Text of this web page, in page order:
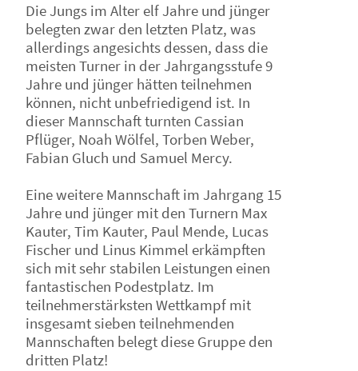
Die Jungs im Alter elf Jahre und jünger
belegten zwar den letzten Platz, was
allerdings angesichts dessen, dass die
meisten Turner in der Jahrgangsstufe 9
Jahre und jünger hätten teilnehmen
können, nicht unbefriedigend ist. In
dieser Mannschaft turnten Cassian
Pflüger, Noah Wölfel, Torben Weber,
Fabian Gluch und Samuel Mercy.
Eine weitere Mannschaft im Jahrgang 15
Jahre und jünger mit den Turnern Max
Kauter, Tim Kauter, Paul Mende, Lucas
Fischer und Linus Kimmel erkämpften
sich mit sehr stabilen Leistungen einen
fantastischen Podestplatz. Im
teilnehmerstärksten Wettkampf mit
insgesamt sieben teilnehmenden
Mannschaften belegt diese Gruppe den
dritten Platz!